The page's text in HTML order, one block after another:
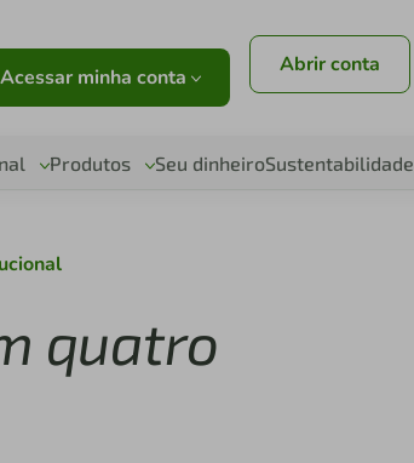
Acessar minha conta Abrir conta
Produtos Seu dinheiroSustentabilidade
quatro